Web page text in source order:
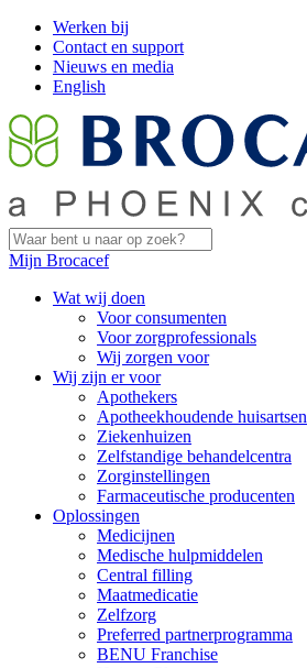
Werken bij
Contact en support
Nieuws en media
English
Mijn Brocacef
Wat wij doen
Voor consumenten
Voor zorgprofessionals
Wij zorgen voor
Wij zijn er voor
Apothekers
Apotheekhoudende huisartsen
Ziekenhuizen
Zelfstandige behandelcentra
Zorginstellingen
Farmaceutische producenten
Oplossingen
Medicijnen
Medische hulpmiddelen
Central filling
Maatmedicatie
Zelfzorg
Preferred partnerprogramma
BENU Franchise